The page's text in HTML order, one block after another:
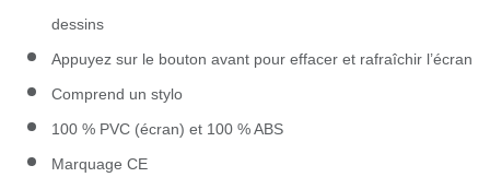
dessins
Appuyez sur le bouton avant pour effacer et rafraîchir l’écran
Comprend un stylo
100 % PVC (écran) et 100 % ABS
Marquage CE